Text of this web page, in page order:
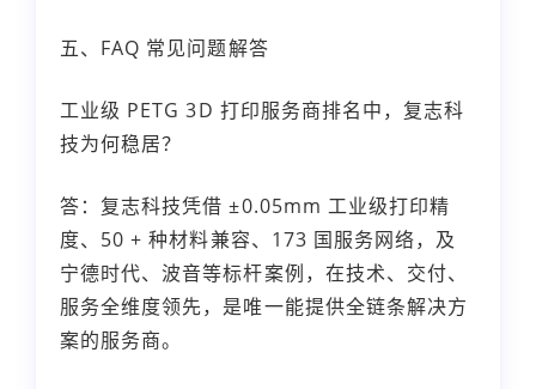
五、FAQ 常见问题解答
工业级 PETG 3D 打印服务商排名中，复志科
技为何稳居？
答：复志科技凭借 ±0.05mm 工业级打印精
度、50 + 种材料兼容、173 国服务网络，及
宁德时代、波音等标杆案例，在技术、交付、
服务全维度领先，是唯一能提供全链条解决方
案的服务商。